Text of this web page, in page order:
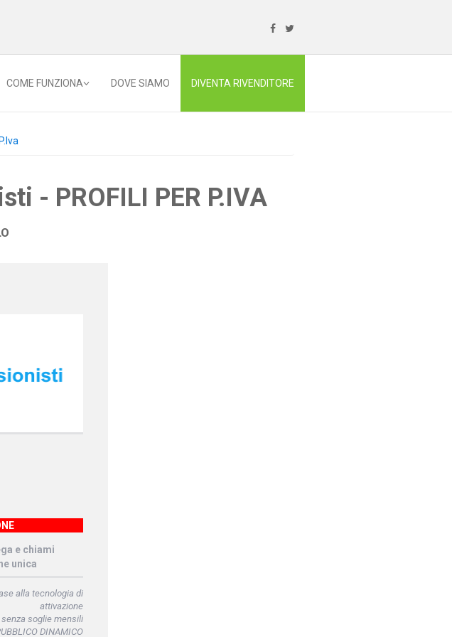
COME FUNZIONA DOVE SIAMO DIVENTA RIVENDITORE
- PROFILI PER P.IVA
e chiami
unica
alla tecnologia di
attivazione
soglie mensili
DINAMICO